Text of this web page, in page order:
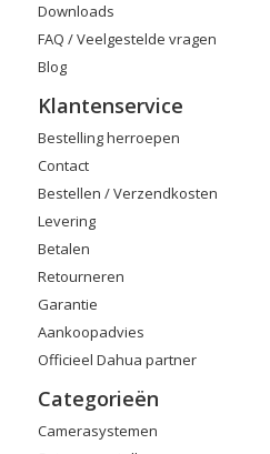
Downloads
FAQ / Veelgestelde vragen
Blog
Klantenservice
Bestelling herroepen
Contact
Bestellen / Verzendkosten
Levering
Betalen
Retourneren
Garantie
Aankoopadvies
Officieel Dahua partner
Categorieën
Camerasystemen